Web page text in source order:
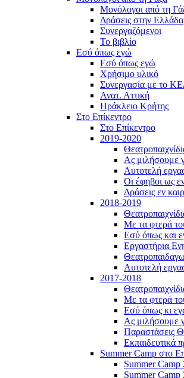
Μονόλογοι από τη
Δράσεις στην Ελλάδα
Συνεργαζόμενοι
To βιβλίο
Εσύ όπως εγώ
Εσύ όπως εγώ
Χρήσιμο υλικό
Συνεργασία με το
Ανατ. Αττική
Ηράκλειο Κρήτης
Στο Επίκεντρο
Στο Επίκεντρο
2019-2020
Ας μιλήσουμε
Αυτοτελή
Οι έφηβοι ως
Δράσεις εν
2018-2019
Με τα φτερά
Εσύ όπως και
Εργαστήρια
Αυτοτελή
2017-2018
Με τα φτερά
Εσύ όπως κι
Ας μιλήσουμε
Παραστάσεις
Εκπαιδευτικά
Summer Camp στο
Summer Camp
Summer Camp